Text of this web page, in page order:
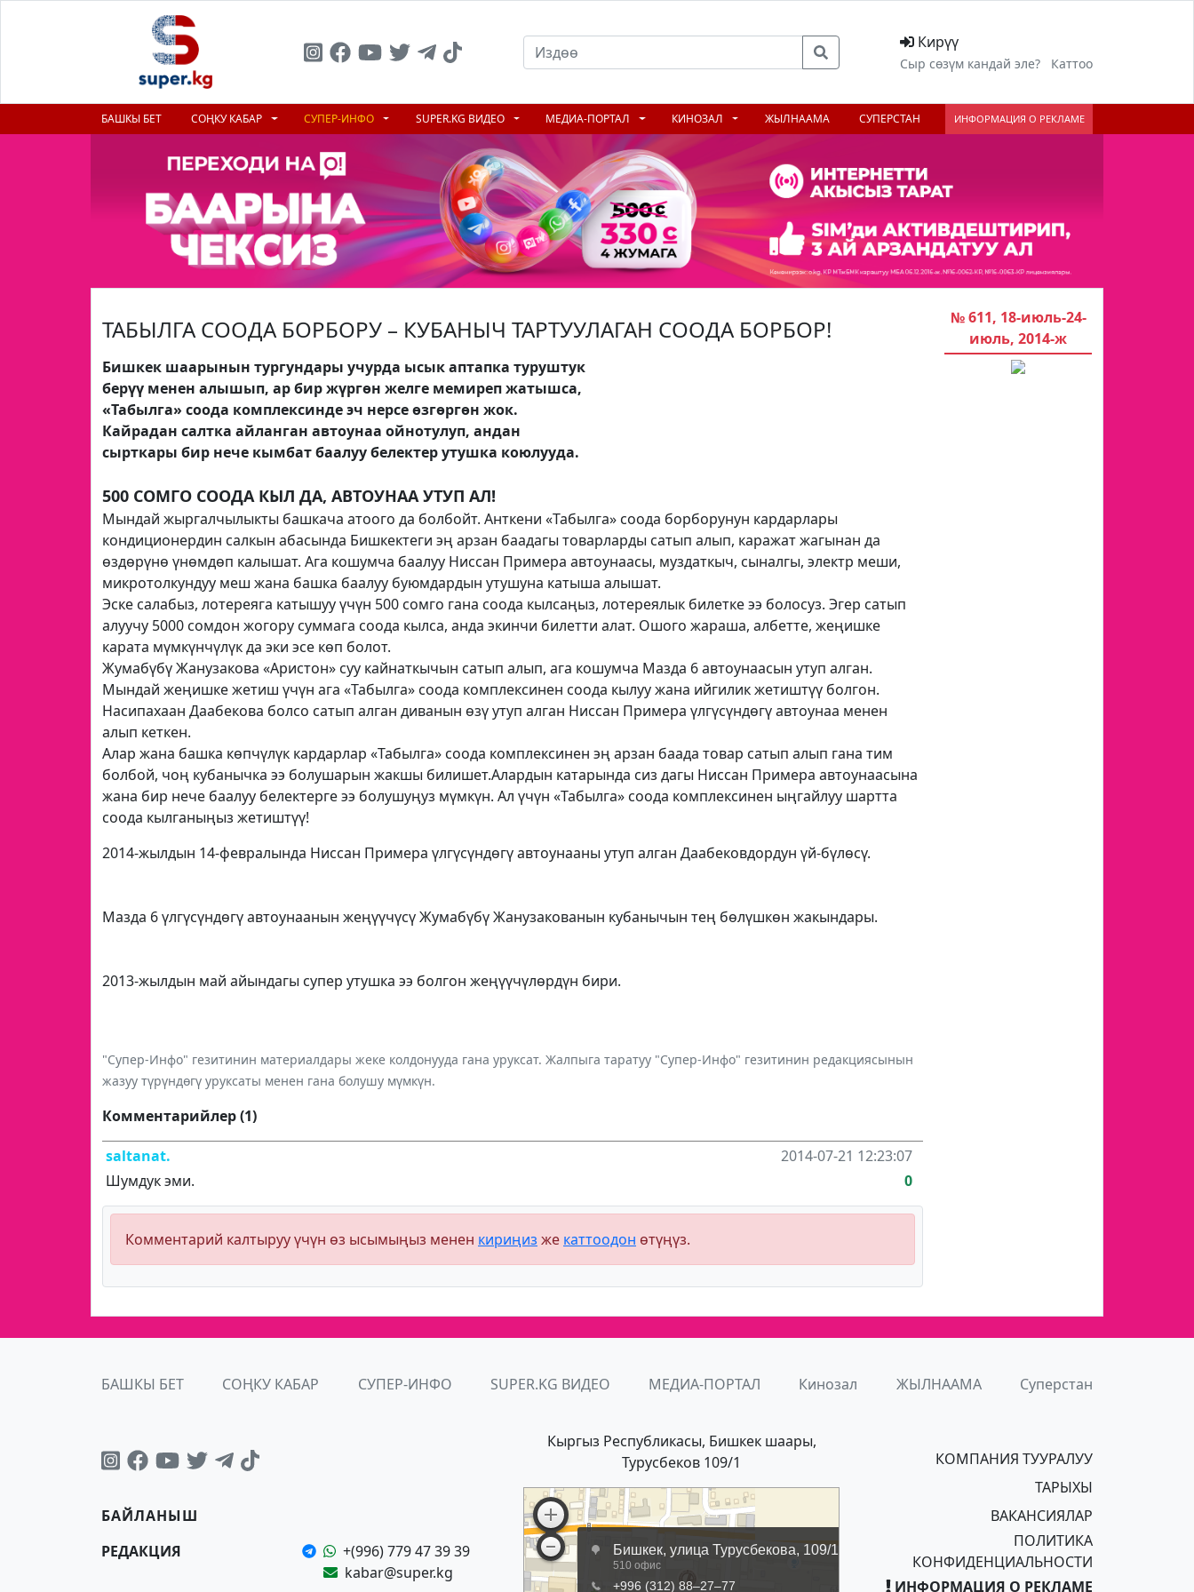
Кирүү
Сыр сөзүм кандай эле? Каттоо
БАШКЫ БЕТ СОҢКУ КАБАР СУПЕР-ИНФО SUPER.KG ВИДЕО МЕДИА-ПОРТАЛ КИНОЗАЛ ЖЫЛНААМА СУПЕРСТАН ИНФОРМАЦИЯ О РЕКЛАМЕ
ТАБЫЛГА СООДА БОРБОРУ – КУБАНЫЧ ТАРТУУЛАГАН СООДА БОРБОР!
Бишкек шаарынын тургундары учурда ысык аптапка туруштук
берүү менен алышып, ар бир жүргөн желге мемиреп жатышса,
«Табылга» соода комплексинде эч нерсе өзгөргөн жок.
Кайрадан салтка айланган автоунаа ойнотулуп, андан
сырткары бир нече кымбат баалуу белектер утушка коюлууда.
500 СОМГО СООДА КЫЛ ДА, АВТОУНАА УТУП АЛ!
Мындай жыргалчылыкты башкача атоого да болбойт. Анткени «Табылга» соода борборунун кардарлары
кондиционердин салкын абасында Бишкектеги эң арзан баадагы товарларды сатып алып, каражат жагынан да
өздөрүнө үнөмдөп калышат. Ага кошумча баалуу Ниссан Примера автоунаасы, муздаткыч, сыналгы, электр меши,
микротолкундуу меш жана башка баалуу буюмдардын утушуна катыша алышат.
Эске салабыз, лотереяга катышуу үчүн 500 сомго гана соода кылсаңыз, лотереялык билетке ээ болосуз. Эгер сатып
алуучу 5000 сомдон жогору суммага соода кылса, анда экинчи билетти алат. Ошого жараша, албетте, жеңишке
карата мүмкүнчүлүк да эки эсе көп болот.
Жумабүбү Жанузакова «Аристон» суу кайнаткычын сатып алып, ага кошумча Мазда 6 автоунаасын утуп алган.
Мындай жеңишке жетиш үчүн ага «Табылга» соода комплексинен соода кылуу жана ийгилик жетиштүү болгон.
Насипахаан Даабекова болсо сатып алган диванын өзү утуп алган Ниссан Примера үлгүсүндөгү автоунаа менен
алып кеткен.
Алар жана башка көпчүлүк кардарлар «Табылга» соода комплексинен эң арзан баада товар сатып алып гана тим
болбой, чоң кубанычка ээ болушарын жакшы билишет.Алардын катарында сиз дагы Ниссан Примера автоунаасына
жана бир нече баалуу белектерге ээ болушуңуз мүмкүн. Ал үчүн «Табылга» соода комплексинен ыңгайлуу шартта
соода кылганыңыз жетиштүү!
2014-жылдын 14-февралында Ниссан Примера үлгүсүндөгү автоунааны утуп алган Даабековдордун үй-бүлөсү.
Мазда 6 үлгүсүндөгү автоунаанын жеңүүчүсү Жумабүбү Жанузакованын кубанычын тең бөлүшкөн жакындары.
2013-жылдын май айындагы супер утушка ээ болгон жеңүүчүлөрдүн бири.
"Супер-Инфо" гезитинин материалдары жеке колдонууда гана уруксат. Жалпыга таратуу "Супер-Инфо" гезитинин редакциясынын
жазуу түрүндөгү уруксаты менен гана болушу мүмкүн.
Комментарийлер (1)
saltanat.
2014-07-21 12:23:07
Шумдук эми.
0
Комментарий калтыруу үчүн өз ысымыңыз менен кириңиз же каттоодон өтүңүз.
№ 611, 18-июль-24-
июль, 2014-ж
БАШКЫ БЕТ СОҢКУ КАБАР СУПЕР-ИНФО SUPER.KG ВИДЕО МЕДИА-ПОРТАЛ Кинозал ЖЫЛНААМА Суперстан
БАЙЛАНЫШ
РЕДАКЦИЯ
+(996) 779 47 39 39
kabar@super.kg
Кыргыз Республикасы, Бишкек шаары,
Турусбеков 109/1
КОМПАНИЯ ТУУРАЛУУ
ТАРЫХЫ
ВАКАНСИЯЛАР
ПОЛИТИКА
КОНФИДЕНЦИАЛЬНОСТИ
ИНФОРМАЦИЯ О РЕКЛАМЕ